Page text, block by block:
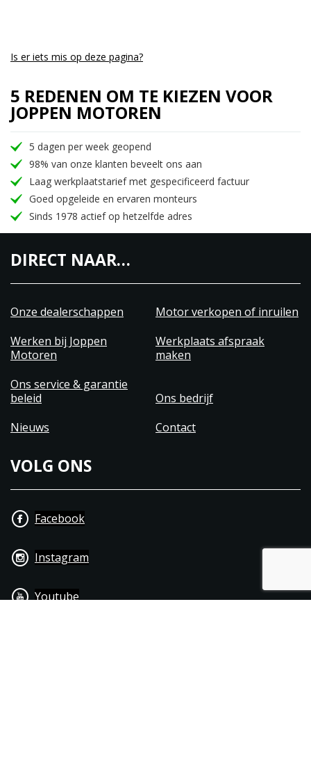
Is er iets mis op deze pagina?
5 REDENEN OM TE KIEZEN VOOR
JOPPEN MOTOREN
5 dagen per week geopend
98% van onze klanten beveelt ons aan
Laag werkplaatstarief met gespecificeerd factuur
Goed opgeleide en ervaren monteurs
Sinds 1978 actief op hetzelfde adres
DIRECT NAAR…
Onze dealerschappen
Motor verkopen of inruilen
Werken bij Joppen
Motoren
Werkplaats afspraak
maken
Ons service & garantie
beleid
Ons bedrijf
Nieuws
Contact
VOLG ONS
Facebook
Instagram
Youtube